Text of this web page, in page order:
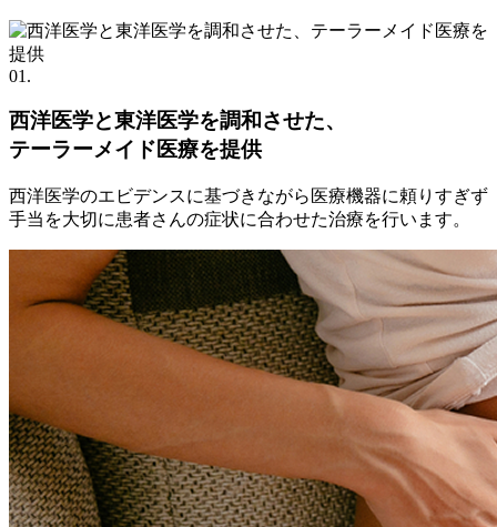
01.
西洋医学と東洋医学を調和させた、
テーラーメイド医療を提供
西洋医学のエビデンスに基づきながら医療機器に頼りすぎず
手当を大切に患者さんの症状に合わせた治療を行います。